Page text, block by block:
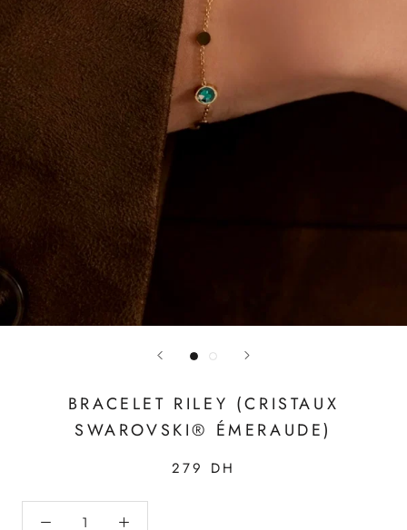
BRACELET RILEY (CRISTAUX
SWAROVSKI® ÉMERAUDE)
279 DH